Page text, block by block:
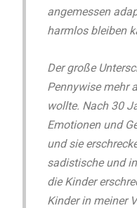
angemessen
harmlos bleiben
Der große
Pennywise mehr
wollte. Nach 30
Emotionen und
und sie
sadistische und
die Kinder
Kinder in meiner